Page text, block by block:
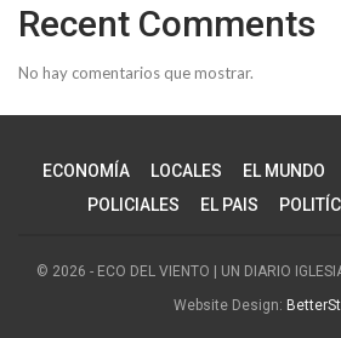
Recent Comments
No hay comentarios que mostrar.
ECONOMÍA LOCALES EL MUNDO
POLICIALES
EL PAIS
© 2026 - ECO DEL VIENTO | UN DIARIO
Website Design: